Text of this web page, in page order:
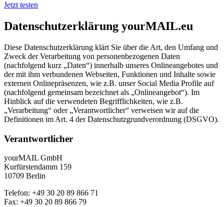
Jetzt testen
Datenschutzerklärung yourMAIL.eu
Diese Datenschutzerklärung klärt Sie über die Art, den Umfang und
Zweck der Verarbeitung von personenbezogenen Daten
(nachfolgend kurz „Daten“) innerhalb unseres Onlineangebotes und
der mit ihm verbundenen Webseiten, Funktionen und Inhalte sowie
externen Onlinepräsenzen, wie z.B. unser Social Media Profile auf
(nachfolgend gemeinsam bezeichnet als „Onlineangebot“). Im
Hinblick auf die verwendeten Begrifflichkeiten, wie z.B.
„Verarbeitung“ oder „Verantwortlicher“ verweisen wir auf die
Definitionen im Art. 4 der Datenschutzgrundverordnung (DSGVO).
Verantwortlicher
yourMAIL GmbH
Kurfürstendamm 159
10709 Berlin
Telefon: +49 30 20 89 866 71
Fax: +49 30 20 89 866 79